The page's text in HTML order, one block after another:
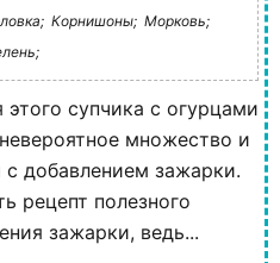
Корнишоны; Морковь;
этого супчика с огурцами
множество и
с добавлением зажарки.
рецепт полезного
зажарки, ведь...